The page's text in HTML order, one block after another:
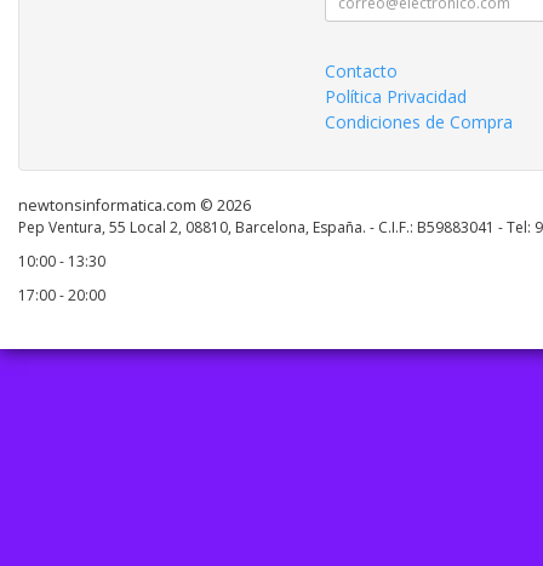
Contacto
Política Privacidad
Condiciones de Compra
newtonsinformatica.com © 2026
Pep Ventura, 55 Local 2, 08810, Barcelona, España. - C.I.F.: B59883041 - Tel:
10:00 - 13:30
17:00 - 20:00